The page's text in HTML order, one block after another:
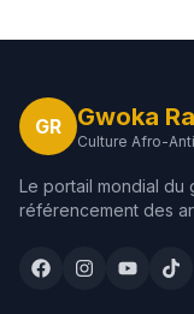
GR Gwoka
Culture Afro-
Le portail mondial du
référencement des